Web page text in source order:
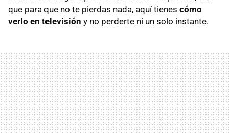
que para que no te pierdas nada, aquí tienes cómo
verlo en televisión y no perderte ni un solo instante.